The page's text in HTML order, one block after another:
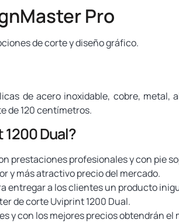
Pro
de corte y diseño gráfico.
de acero inoxidable, cobre, metal,
de 120 centímetros.
Dual?
prestaciones profesionales y con pie
y más atractivo precio del mercado.
entregar a los clientes un producto
de corte Uviprint 1200 Dual.
y con los mejores precios obtendrán